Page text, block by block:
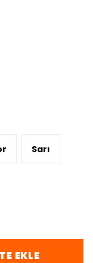
Sarı
EKLE